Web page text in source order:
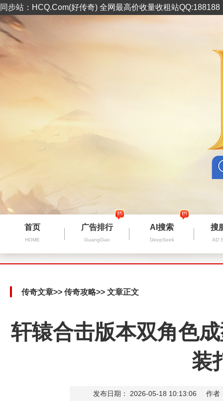
同步站：HCQ.Com(好传奇) 全网最高价收量收租站
首页
HOME
广告排行
GuangGao
AI搜索
DeepSeek
搜
AD
传奇文章>> 传奇攻略>> 文章正文
轩辕合击版本双角色
装
发布日期： 2026-05-18 10:13:06 作者